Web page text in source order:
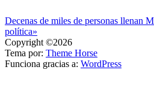
Navegación
de
entradas
Decenas de miles de personas llenan
política»
Copyright ©2026
Tema por: Theme Horse
Funciona gracias a: WordPress